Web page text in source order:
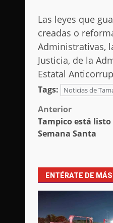
Las leyes que
creadas o
Administrativas,
Justicia, de la
Estatal
Tags: Noticias de
Post
navigation
Anterior
Tampico está
Semana Santa
ENTÉRATE DE